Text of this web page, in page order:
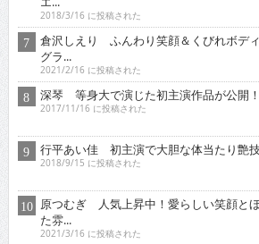
土村 芳 新進女優が「愛の渦」監督舞台に
2014/7/16 に投稿された
RaMu 18歳Gカップ美少女がDVDデビュー
2016/4/16 に投稿された
エ...
2018/3/16 に投稿された
グラ...
2021/2/16 に投稿された
深琴 等身大で演じた初主演作品が公開！